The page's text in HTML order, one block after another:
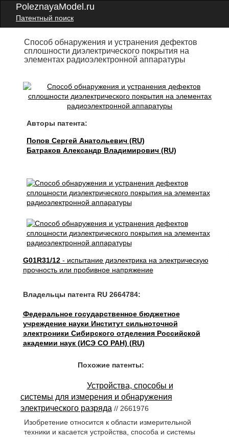
PoleznayaModel.ru
Патентный поиск
Способ обнаружения и устранения дефектов
сплошности диэлектрического покрытия на
элементах радиоэлектронной аппаратуры
Авторы патента:
Попов Сергей Анатольевич (RU)
Батраков Александр Владимирович (RU)
G01R31/12- испытание диэлектрика на электрическую
прочность или пробивное напряжение
Владельцы патента RU 2664784:
Федеральное государственное бюджетное
учреждение науки Институт сильноточной
электроники Сибирского отделения Российской
академии наук (ИСЭ СО РАН) (RU)
Похожие патенты:
Устройства, способы и
системы для измерения и обнаружения
электрического разряда // 2661976
Изобретение относится к области измерительной
техники и касается устройства, способа и системы